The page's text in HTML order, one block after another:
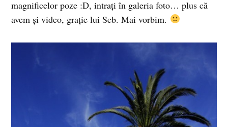
magnificelor poze :D, intraţi în galeria foto… plus că
avem şi video, graţie lui Seb. Mai vorbim.